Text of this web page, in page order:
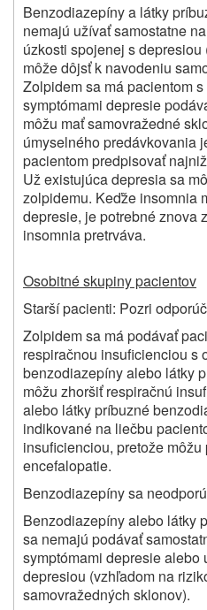
Benzodiazepíny a látky
nemajú užívať samostatne
úzkosti spojenej s
môže dôjsť k navodeniu
Zolpidem sa má pacientom
symptómami depresie
môžu mať samovražedné
úmyselného predávkovania
pacientom predpisovať
Už existujúca depresia sa
zolpidemu. Keďže insomnia
depresie, je potrebné znova
insomnia pretrváva.
Osobitné skupiny pacientov
Starší pacienti: Pozri
Zolpidem sa má podávať
respiračnou insuficienciou s
benzodiazepíny alebo látky
môžu zhoršiť respiračnú
alebo látky príbuzné
indikované na liečbu
insuficienciou, pretože
encefalopatie.
Benzodiazepíny sa
Benzodiazepíny alebo látky
sa nemajú podávať
symptómami depresie alebo
depresiou (vzhľadom na
samovražedných sklonov).